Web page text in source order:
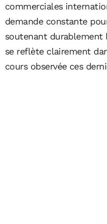
commerciales
demande constante
soutenant durablement
se reflète clairement
cours observée ces